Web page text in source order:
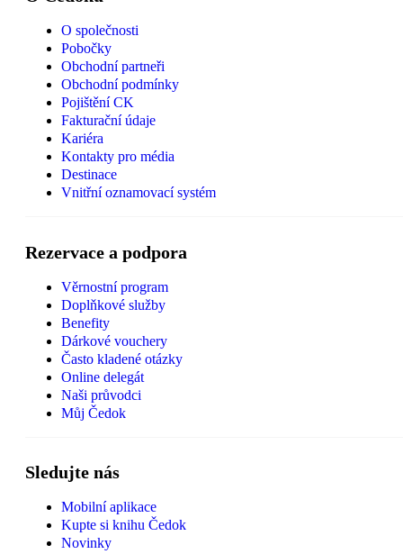
O společnosti
Pobočky
Obchodní partneři
Obchodní podmínky
Pojištění CK
Fakturační údaje
Kariéra
Kontakty pro média
Destinace
Vnitřní oznamovací systém
Rezervace a podpora
Věrnostní program
Doplňkové služby
Benefity
Dárkové vouchery
Často kladené otázky
Online delegát
Naši průvodci
Můj Čedok
Sledujte nás
Mobilní aplikace
Kupte si knihu Čedok
Novinky